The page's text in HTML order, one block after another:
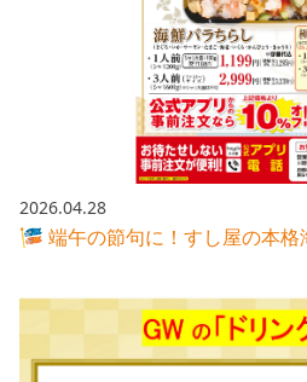
2026.04.28
🎏 端午の節句に！すし屋の本